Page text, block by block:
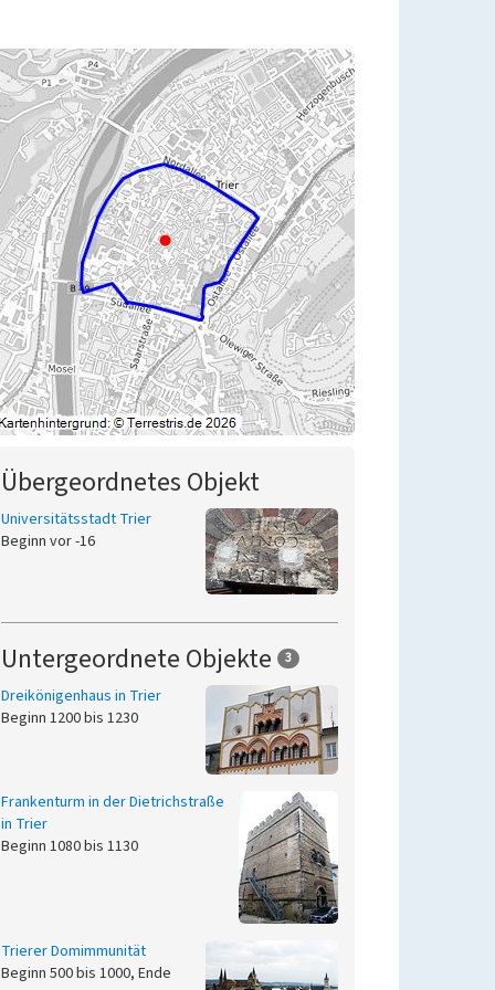
Übergeordnetes Objekt
Universitätsstadt Trier
Beginn vor -16
Untergeordnete Objekte 3
Dreikönigenhaus in Trier
Beginn 1200 bis 1230
Frankenturm in der Dietrichstraße
in Trier
Beginn 1080 bis 1130
Trierer Domimmunität
Beginn 500 bis 1000, Ende